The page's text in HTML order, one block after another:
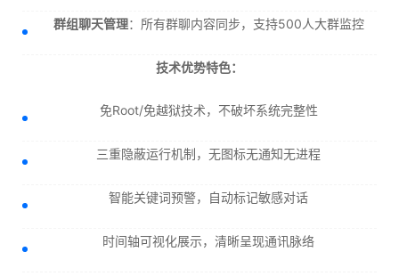
群组聊天管理：所有群聊内容同步，支持500人大群监控
技术优势特色：
免Root/免越狱技术，不破坏系统完整性
三重隐蔽运行机制，无图标无通知无进程
智能关键词预警，自动标记敏感对话
时间轴可视化展示，清晰呈现通讯脉络